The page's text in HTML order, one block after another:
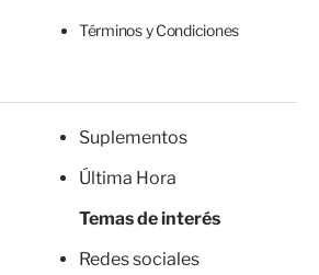
Términos y Condiciones
Suplementos
Última Hora
Temas de interés
Redes sociales